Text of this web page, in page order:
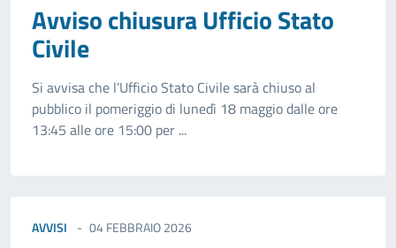
Avviso chiusura Ufficio Stato
Civile
Si avvisa che l’Ufficio Stato Civile sarà chiuso al
pubblico il pomeriggio di lunedì 18 maggio dalle ore
13:45 alle ore 15:00 per ...
AVVISI 04 FEBBRAIO 2026